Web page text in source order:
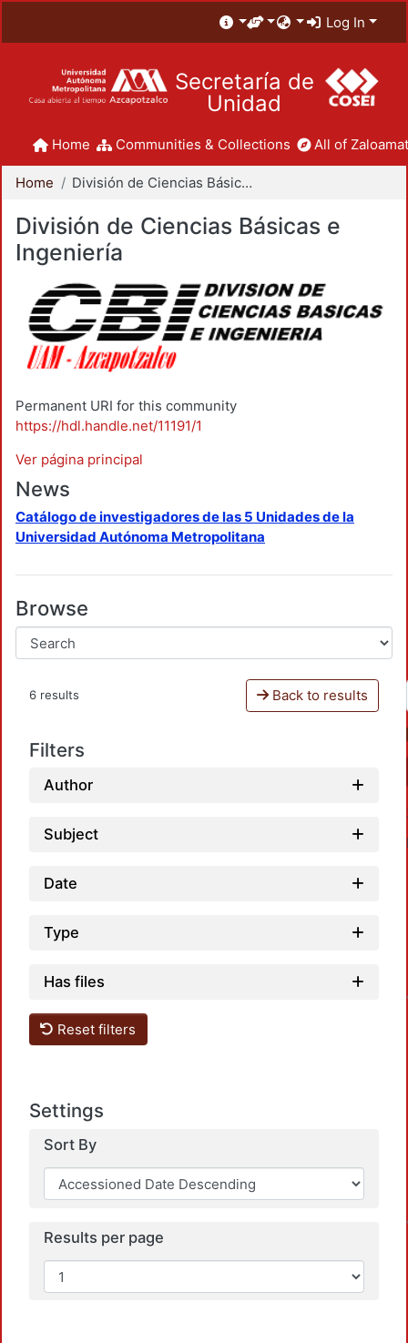
Log In
Secretaría de
Unidad
Home Communities & Collections All of
Home División de Ciencias Básicas e Ingeniería
División de Ciencias Básicas e
Ingeniería
Permanent URI for this community
https://hdl.handle.net/11191/1
Ver página principal
News
Catálogo de investigadores de las 5 Unidades de la
Universidad Autónoma Metropolitana
Browse
6 results Back to results
Filters
Author
Subject
Date
Type
Has files
Reset filters
Settings
Sort By
Results per page